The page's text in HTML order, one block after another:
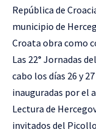
República de
municipio de
Croata obra como
Las 22° Jornadas
cabo los días 26 y
inauguradas por el
Lectura de
invitados del